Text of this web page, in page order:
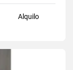
Alquilo